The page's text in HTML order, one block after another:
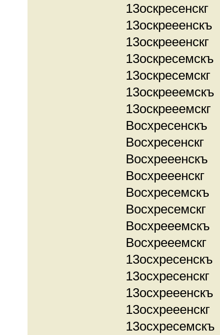
13оскресенскг
13оскрееенскъ
13оскрееенскг
13оскресемскъ
13оскресемскг
13оскрееемскъ
13оскрееемскг
Восхресенскъ
Восхресенскг
Восхрееенскъ
Восхрееенскг
Восхресемскъ
Восхресемскг
Восхрееемскъ
Восхрееемскг
13осхресенскъ
13осхресенскг
13осхрееенскъ
13осхрееенскг
13осхресемскъ